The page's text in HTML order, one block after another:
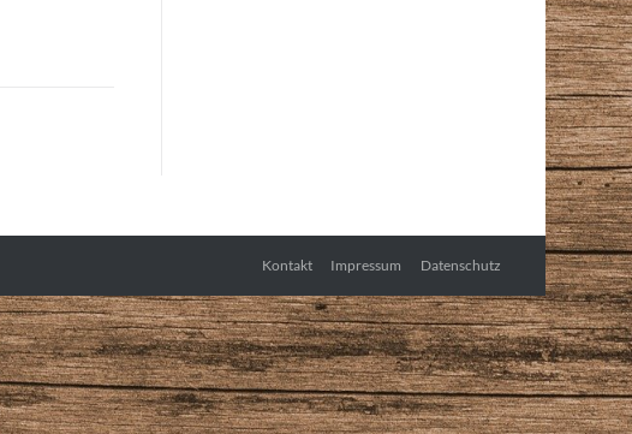
Kontakt Impressum Datenschutz